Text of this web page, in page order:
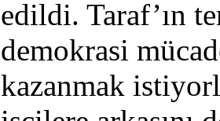
edildi. Taraf’ın
demokrasi
kazanmak